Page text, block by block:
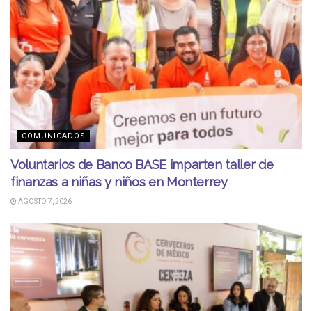
COMUNICADOS
Voluntarios de Banco BASE imparten taller de
finanzas a niñas y niños en Monterrey
AGOSTO 7, 2026